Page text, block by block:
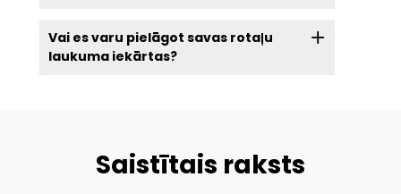
Vai es varu pielāgot savas rotaļu
laukuma iekārtas?
Saistītais raksts